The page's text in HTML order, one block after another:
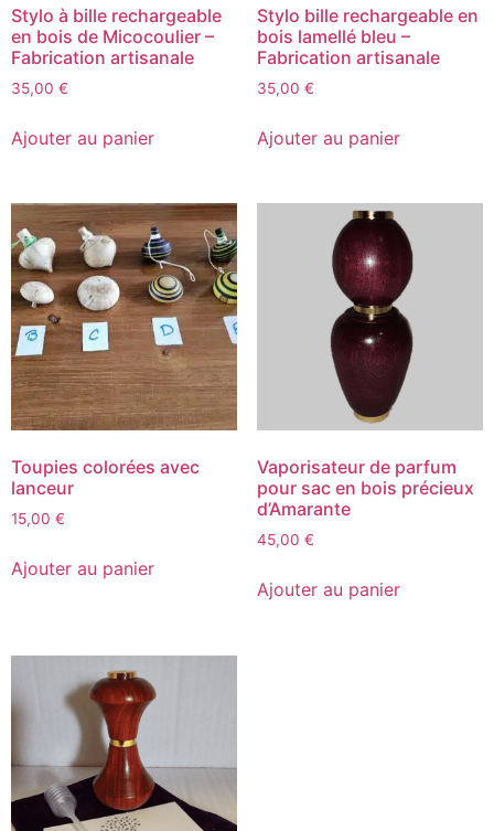
Stylo à bille rechargeable
en bois de Micocoulier –
Fabrication artisanale
35,00 €
Ajouter au panier
Stylo bille rechargeable en
bois lamellé bleu –
Fabrication artisanale
35,00 €
Ajouter au panier
Toupies colorées avec
lanceur
15,00 €
Ajouter au panier
Vaporisateur de parfum
pour sac en bois précieux
d’Amarante
45,00 €
Ajouter au panier